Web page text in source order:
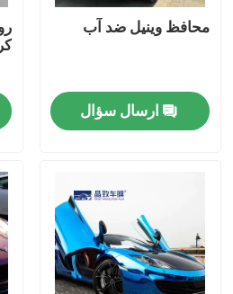
خانه
فیلم های
دربارهی ما
محافظ وینیل ضد آب
ارسال سؤال